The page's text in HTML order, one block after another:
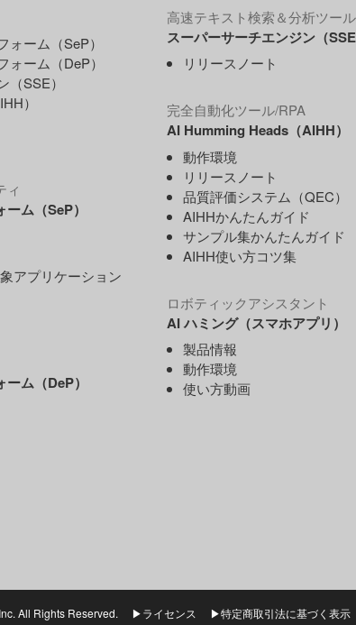
ーム（SeP）
ォーム（DeP）
（SSE）
）
ィ
ム（SeP）
アプリケーション
ム（DeP）
高速テキスト検索＆分析ツール
スーパーサーチエンジン（SSE
リリースノート
完全自動化ツール/RPA
AI Humming Heads（AIHH）
動作環境
リリースノート
品質評価システム（QEC）
AIHHかんたんガイド
サンプル集かんたんガイド
AIHH使い方コツ集
ロボティックアシスタント
AI ハミング（スマホアプリ）
製品情報
動作環境
使い方動画
All Rights Reserved. ▶ライセンス ▶特定商取引法に基づく表示